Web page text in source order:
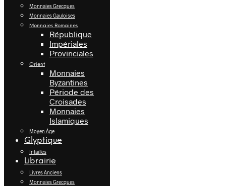
Monnaies Grecques
Monnaies Gauloises
Monnaies Romaines
République
Impériales
Provinciales
Orient
Monnaies
Byzantines
Période des
Croisades
Monnaies
Islamiques
Moyen Âge
Glyptique
Intailles
Librairie
Livres Anciens
Monnaies Grecques